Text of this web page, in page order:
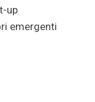
up
emergenti